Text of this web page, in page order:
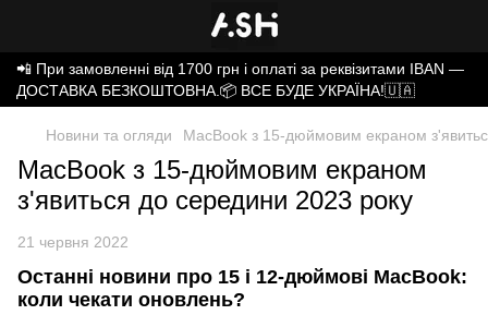
📲 При замовленні від 1700 грн і оплаті за реквізитами IBAN —
ДОСТАВКА БЕЗКОШТОВНА.📦 ВСЕ БУДЕ УКРАЇНА!🇺🇦
Новини та огляди MacBook з 15-дюймовим екраном
MacBook з 15-дюймовим екраном
з'явиться до середини 2023 року
21 червня 2022
Останні новини про 15 і 12-дюймові MacBook:
коли чекати оновлень?